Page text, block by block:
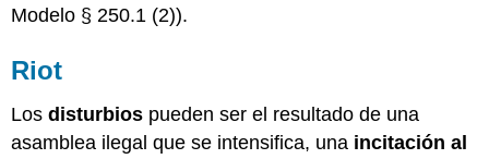
Modelo § 250.1 (2)).
Riot
Losdisturbios pueden ser el resultado de una
asamblea ilegal que se intensifica, una incitación al